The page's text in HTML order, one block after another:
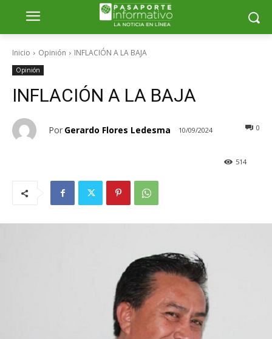
Inicio Opinión INFLACIÓN A LA BAJA
Opinión
INFLACIÓN A LA BAJA
Por Gerardo Flores Ledesma 10/09/2024 0
514